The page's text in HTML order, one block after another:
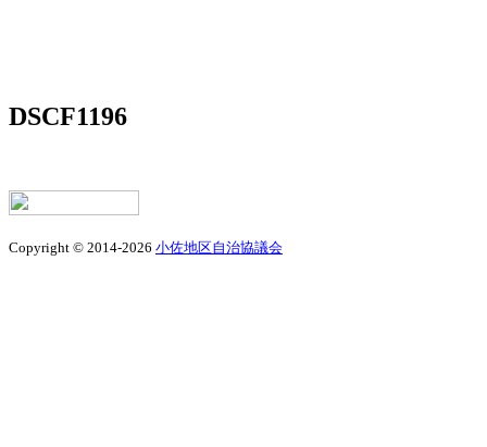
DSCF1196
Copyright © 2014-2026 小佐地区自治協議会